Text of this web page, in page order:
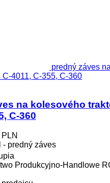
predný záves
C-4011, C-355, C-360
na kolesového
C-360
- predný záves
Produkcyjno-Handlowe